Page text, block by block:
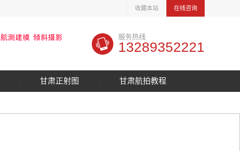
收藏本站 在线咨询
服务热线
13289352221
甘肃正射图 甘肃航拍教程